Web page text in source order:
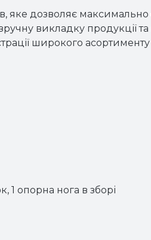
яке дозволяє
викладку продукції
широкого асортименту
1 опорна нога в зборі